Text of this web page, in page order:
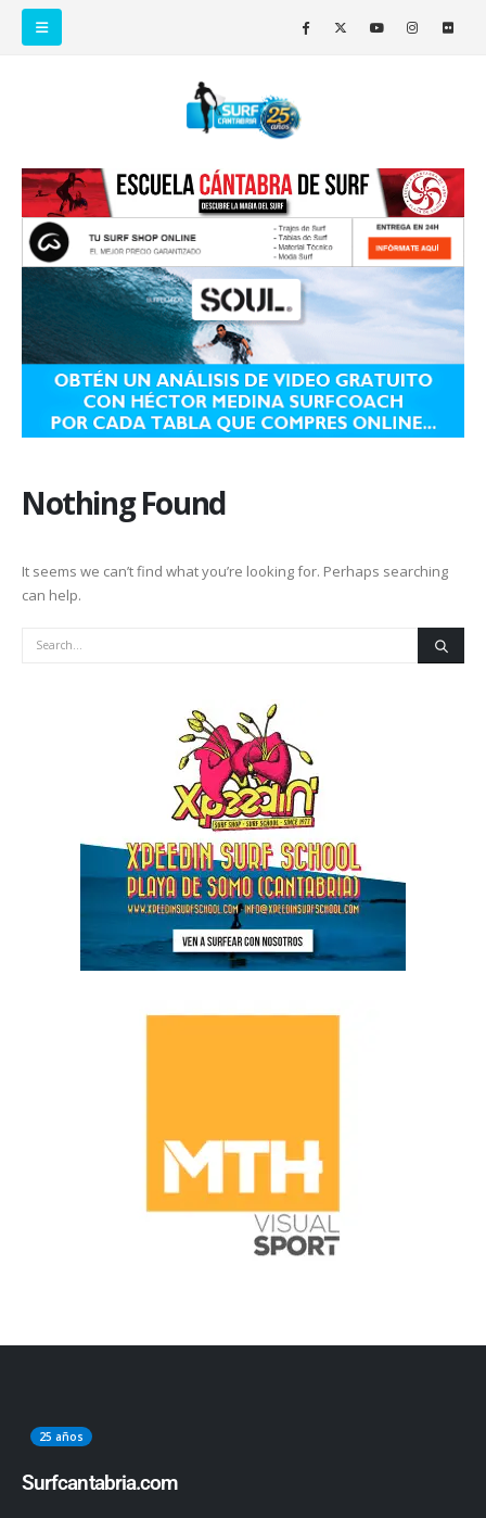
Nothing Found
It seems we can’t find what you’re looking for. Perhaps searching
can help.
25 años
Surfcantabria.com